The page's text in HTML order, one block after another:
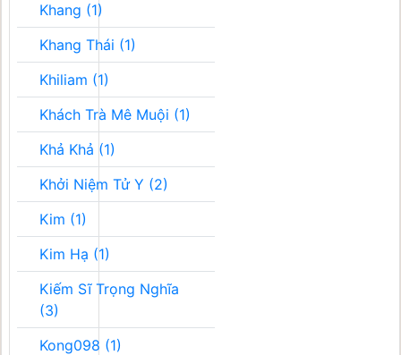
Khang (1)
Khang Thái (1)
Khiliam (1)
Khách Trà Mê Muội (1)
Khả Khả (1)
Khởi Niệm Tử Y (2)
Kim (1)
Kim Hạ (1)
Kiếm Sĩ Trọng Nghĩa
(3)
Kong098 (1)